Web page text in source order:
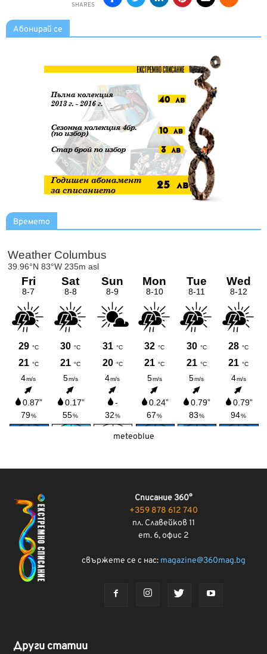
SHARES
Абонирай се
Времето
meteoblue
Списание 360°
+359 878 612 740
пл. Славейков 11
ет. 6, офис 2
свържете се с нас: magazine@360mag.bg
Други статии